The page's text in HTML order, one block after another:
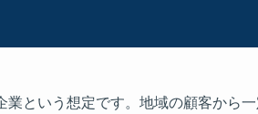
という想定です。地域の顧客から